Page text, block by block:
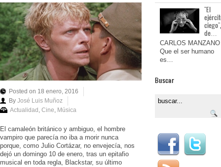
Posted on 18 enero, 2016
By José Luis Muñoz
Actualidad , Cine, Música
El camaleón británico y ambiguo, el hombre
vampiro que parecía no iba a morir nunca
porque, como Julio Cortázar, no envejecía, nos
dejó un domingo 10 de enero, tras un epitafio
musical en toda regla, Blackstar, su último
"El
de…
CARLOS MANZANO
Que el ser humano
es…
Buscar